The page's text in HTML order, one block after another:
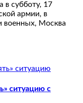
в субботу, 17
армии, в
военных, Москва
ситуацию с